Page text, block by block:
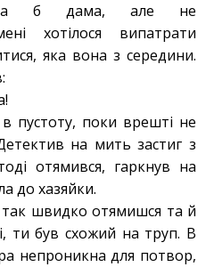
б дама, але не
хотілося випатрати
яка вона з середини.
пустоту, поки врешті не
на мить застиг з
отямився, гаркнув на
до хазяйки.
швидко отямишся та й
ти був схожий на труп. В
непроникна для потвор,